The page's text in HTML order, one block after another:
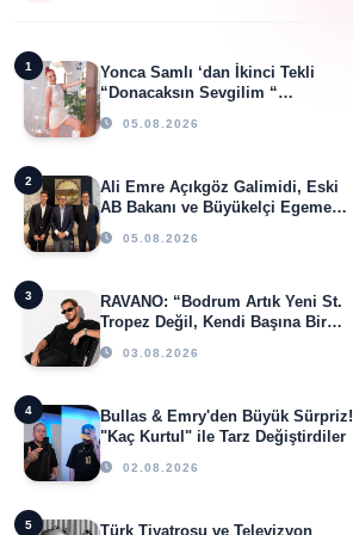
1
Yonca Samlı ‘dan İkinci Tekli
“Donacaksın Sevgilim “
yayımlandı
05.08.2026
2
Ali Emre Açıkgöz Galimidi, Eski
AB Bakanı ve Büyükelçi Egemen
Bağış ile Bir Araya Geldi
05.08.2026
3
RAVANO: “Bodrum Artık Yeni St.
Tropez Değil, Kendi Başına Bir
Referans”
03.08.2026
4
Bullas & Emry'den Büyük Sürpriz!
"Kaç Kurtul" ile Tarz Değiştirdiler
02.08.2026
5
Türk Tiyatrosu ve Televizyon